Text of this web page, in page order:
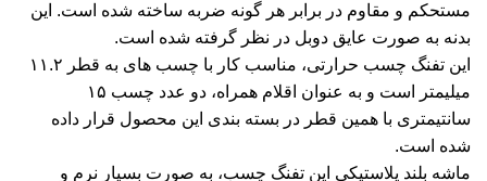
مستحکم و مقاوم در برابر هر گونه ضربه ساخته شده است. این
بدنه به صورت عایق دوبل در نظر گرفته شده است.
این تفنگ چسب حرارتی، مناسب کار با چسب های به قطر ۱۱.۲
میلیمتر است و به عنوان اقلام همراه، دو عدد چسب ۱۵
سانتیمتری با همین قطر در بسته بندی این محصول قرار داده
شده است.
ماشه بلند پلاستیکی این تفنگ چسب، به صورت بسیار نرم و